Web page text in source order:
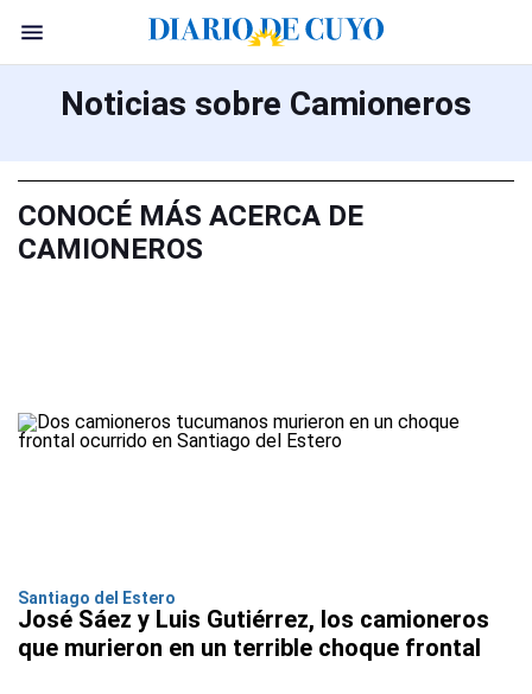
Noticias sobre Camioneros
CONOCÉ MÁS ACERCA DE
CAMIONEROS
Santiago del Estero
José Sáez y Luis Gutiérrez, los camioneros
que murieron en un terrible choque frontal